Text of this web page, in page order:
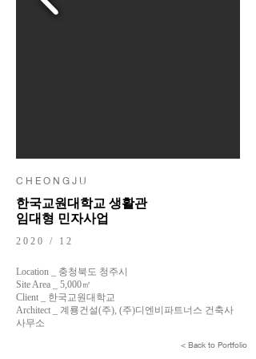
C H E O N G J U
한국교원대학교 생활관
임대형 민자사업
2020 / 12
Location _ 충청북도 청주시
Site Area _ 5,000㎡
Client _ 한국교원대학교
Architect _ 계룡건설(주), (주)디엔비파트너스 건축사
사무소
< Back to Portfolio